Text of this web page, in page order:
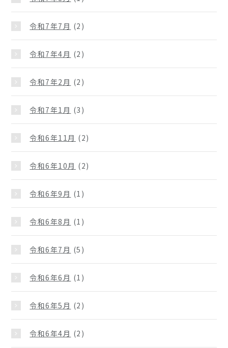
令和7年7月 (2)
令和7年4月 (2)
令和7年2月 (2)
令和7年1月 (3)
令和6年11月 (2)
令和6年10月 (2)
令和6年9月 (1)
令和6年8月 (1)
令和6年7月 (5)
令和6年6月 (1)
令和6年5月 (2)
令和6年4月 (2)